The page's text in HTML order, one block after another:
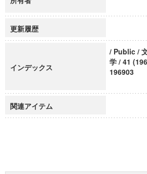
更新履歴
インデックス
/ Public /
学 / 41
196903
関連アイテム